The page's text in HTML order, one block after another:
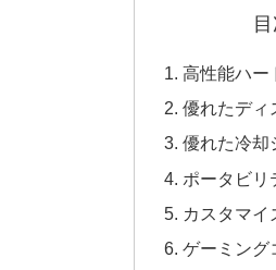
高性能ハー
優れたディ
優れた冷却
ポータビリ
カスタマイ
ゲーミング